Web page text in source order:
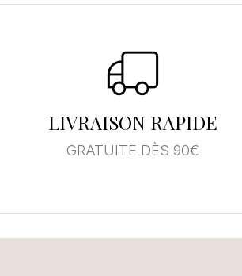
LIVRAISON RAPIDE
GRATUITE DÈS 90€